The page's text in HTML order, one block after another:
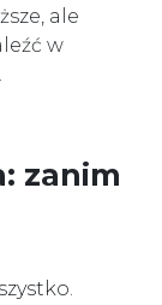
ale
w
zanim